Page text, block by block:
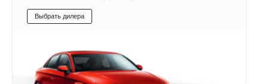
Выбрать дилера